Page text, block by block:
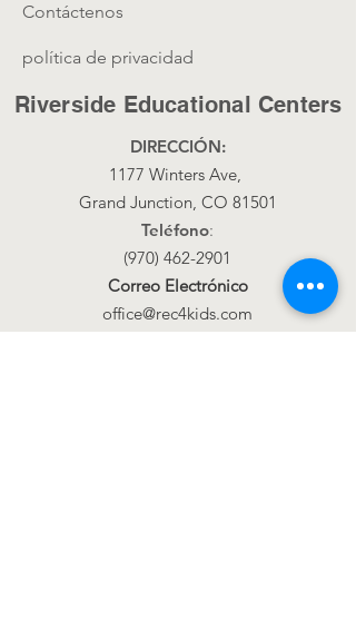
DIRECCIÓN:
1177 Winters Ave,
Grand Junction, CO 81501
Teléfono:
(970) 462-2901
Correo Electrónico
office@rec4kids.com
Riverside Educational Centers
Contáctenos
política de privacidad